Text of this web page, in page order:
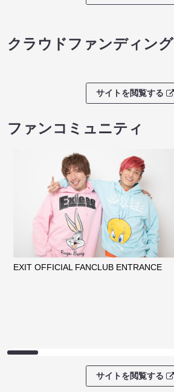
クラウドファンディング
サイトを閲覧する
ファンコミュニティ
EXIT OFFICIAL FANCLUB ENTRANCE
サイトを閲覧する